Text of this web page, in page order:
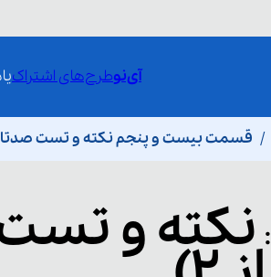
آی‌نوطرح‌های اشتراک
قسمت بیست و پنجم نکته و تست صدتایی
: نکته و